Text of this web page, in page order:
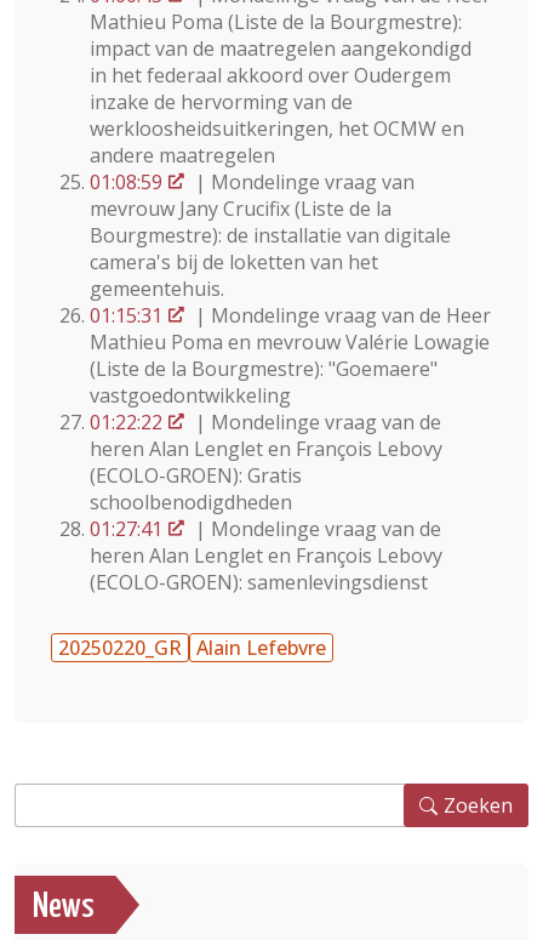
Mathieu Poma (Liste de la Bourgmestre):
impact van de maatregelen aangekondigd
in het federaal akkoord over Oudergem
inzake de hervorming van de
werkloosheidsuitkeringen, het OCMW en
andere maatregelen
01:08:59
| Mondelinge vraag van
mevrouw Jany Crucifix (Liste de la
Bourgmestre): de installatie van digitale
camera's bij de loketten van het
gemeentehuis.
01:15:31
| Mondelinge vraag van de Heer
Mathieu Poma en mevrouw Valérie Lowagie
(Liste de la Bourgmestre): "Goemaere"
vastgoedontwikkeling
01:22:22
| Mondelinge vraag van de
heren Alan Lenglet en François Lebovy
(ECOLO-GROEN): Gratis
schoolbenodigdheden
01:27:41
| Mondelinge vraag van de
heren Alan Lenglet en François Lebovy
(ECOLO-GROEN): samenlevingsdienst
20250220_GR Alain Lefebvre
Zoeken
News